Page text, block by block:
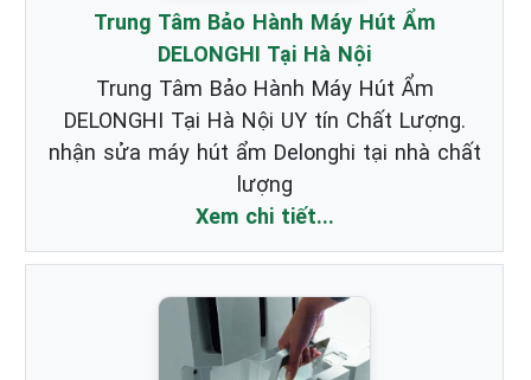
Trung Tâm Bảo Hành Máy Hút Ẩm
DELONGHI Tại Hà Nội
Trung Tâm Bảo Hành Máy Hút Ẩm
DELONGHI Tại Hà Nội UY tín Chất Lượng.
nhận sửa máy hút ẩm Delonghi tại nhà chất
lượng
Xem chi tiết...